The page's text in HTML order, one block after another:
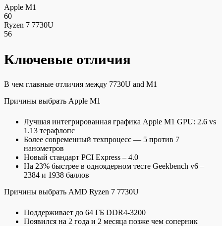
Apple M1
60
Ryzen 7 7730U
56
Ключевые отличия
В чем главные отличия между 7730U and M1
Причины выбрать Apple M1
Лучшая интегрированная графика Apple M1 GPU: 2.6 vs
1.13 терафлопс
Более современный техпроцесс — 5 против 7
нанометров
Новый стандарт PCI Express – 4.0
На 23% быстрее в одноядерном тесте Geekbench v6 –
2384 и 1938 баллов
Причины выбрать AMD Ryzen 7 7730U
Поддерживает до 64 ГБ DDR4-3200
Появился на 2 года и 2 месяца позже чем соперник